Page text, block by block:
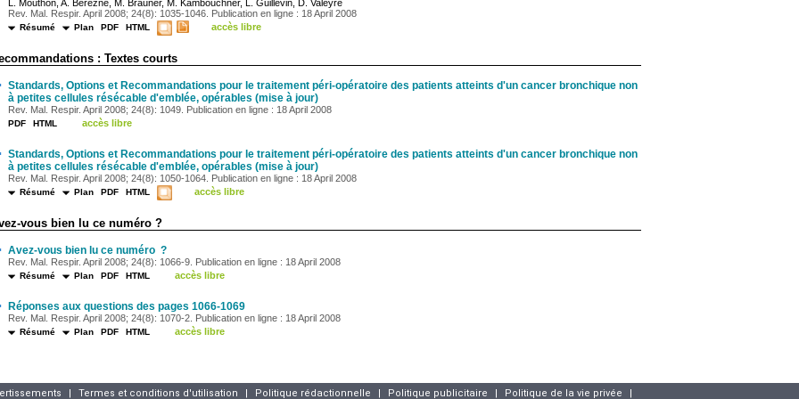
L. Mouthon, A. Berezné, M. Brauner, M. Kambouchner, L. Guillevin, D. Valeyre
Rev. Mal. Respir. April 2008; 24(8): 1035-1046. Publication en ligne : 18 April 2008
Résumé Plan PDF HTML accès libre
: Textes courts
Standards, Options et Recommandations pour le traitement péri-opératoire des patients atteints d'un cancer bronchique non
à petites cellules résécable d'emblée, opérables (mise à jour)
Rev. Mal. Respir. April 2008; 24(8): 1049. Publication en ligne : 18 April 2008
PDF HTML accès libre
Standards, Options et Recommandations pour le traitement péri-opératoire des patients atteints d'un cancer bronchique non
à petites cellules résécable d'emblée, opérables (mise à jour)
Rev. Mal. Respir. April 2008; 24(8): 1050-1064. Publication en ligne : 18 April 2008
Résumé Plan PDF HTML accès libre
vous bien lu ce numéro ?
Avez-vous bien lu ce numéro ?
Rev. Mal. Respir. April 2008; 24(8): 1066-9. Publication en ligne : 18 April 2008
Résumé Plan PDF HTML accès libre
Réponses aux questions des pages 1066-1069
Rev. Mal. Respir. April 2008; 24(8): 1070-2. Publication en ligne : 18 April 2008
Résumé Plan PDF HTML accès libre
| Termes et conditions d'utilisation | Politique rédactionnelle | Politique publicitaire | Politique de la vie privée |